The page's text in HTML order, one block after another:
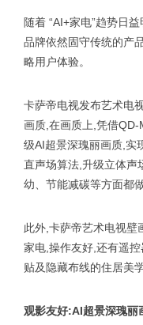
随着 “AI+家电”趋势日
品牌依然固守传统的产
略用户体验。
卡萨帝电视发布艺术电
画质,在画质上,凭借
级AI超景深瑰丽画质,实
直声场算法,升级立体声
幼、节能减碳等方面都
此外,卡萨帝艺术电视壁
家电,操作友好,还有遥
贴及隐藏布线的住居美
观影友好:AI超景深瑰丽